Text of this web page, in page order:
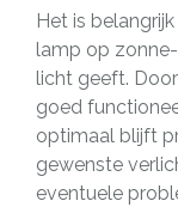
Het is
lamp op
licht geeft.
goed
optimaal blijft
gewenste
eventuele